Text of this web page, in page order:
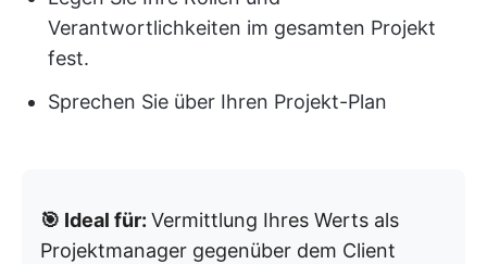
Verantwortlichkeiten im gesamten Projekt
fest.
Sprechen Sie über Ihren Projekt-Plan
🎯 Ideal für: Vermittlung Ihres Werts als
Projektmanager gegenüber dem Client